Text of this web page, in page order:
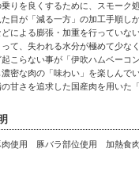
乗りを良くするために、スモーク
目が「減る一方」の加工手順し
による膨張・加重を行っていない
て、失われる水分が極めて少な
こらない事が「伊吹ハムベーコ
密な肉の「味わい」を楽しんで
の甘さを追求した国産肉を用いた
肉使用 豚バラ部位使用 加熱食